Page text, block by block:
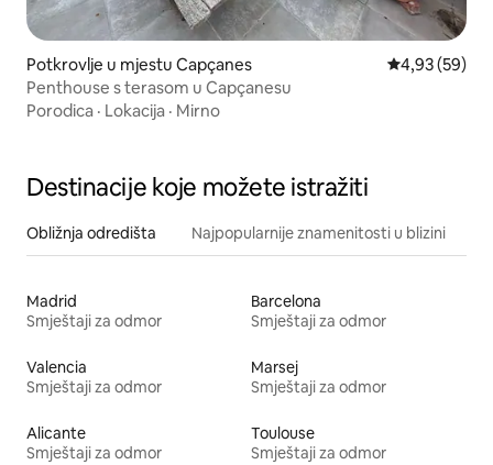
Potkrovlje u mjestu Capçanes Prosječna
4,93 (59)
Penthouse s terasom u Capçanesu
Porodica · Lokacija · Mirno
Destinacije koje možete istražiti
Obližnja odredišta Najpopularnije znamenitosti u blizini
Madrid
Smještaji za odmor
Barcelona
Smještaji za odmor
Valencia
Smještaji za odmor
Marsej
Smještaji za odmor
Alicante
Smještaji za odmor
Toulouse
Smještaji za odmor